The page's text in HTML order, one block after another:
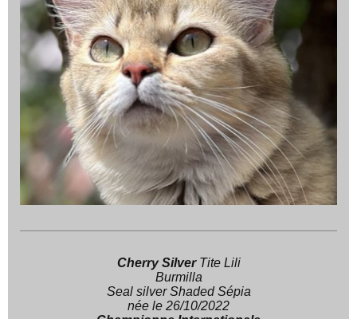
Cherry Silver Tite Lili
Burmilla
Seal silver Shaded Sépia
née le 26/10/2022